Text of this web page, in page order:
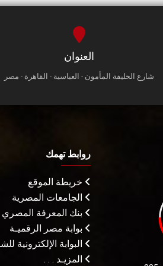
العنوان
شارع الخليفة المأمون - العباسية - القاهرة - مصر
روابط تهمك
خريطة الموقع
الجامعات المصرية
بنك المعرفة المصري
بوابة مصر الرقميـة
البوابة الإلكترونية
المزيـد . . .